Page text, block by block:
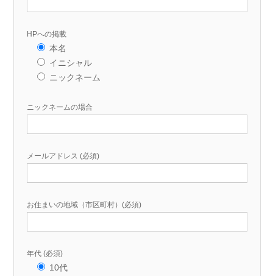
HPへの掲載
本名
イニシャル
ニックネーム
ニックネームの場合
メールアドレス (必須)
お住まいの地域（市区町村）(必須)
年代 (必須)
10代